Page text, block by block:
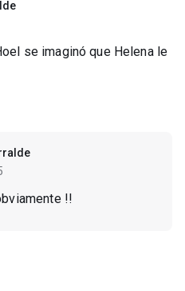
se imaginó que Helena le
!!